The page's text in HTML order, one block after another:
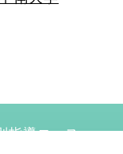
指導コース